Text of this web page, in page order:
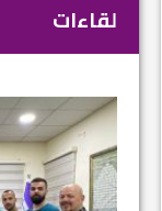
لقاءات